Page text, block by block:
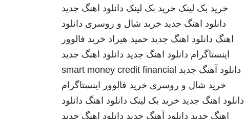
خرید بک لینک خرید بک لینک دانلود اهنگ جدید
دانلود اهنگ جدید خرید شال و روسری دانلود
اهنگ دانلود اهنگ جدید حمید هیراد خرید فالوور
اینستاگرام دانلود اهنگ جدید دانلود اهنگ جدید
دانلود آهنگ جدید smart money credit financial
خرید شال و روسری خرید فالوور اینستاگرام
دانلود اهنگ جدید خرید بک لینک دانلود اهنگ دانلود
اهنگ جدید دانلود آهنگ جدید دانلود اهنگ جدید